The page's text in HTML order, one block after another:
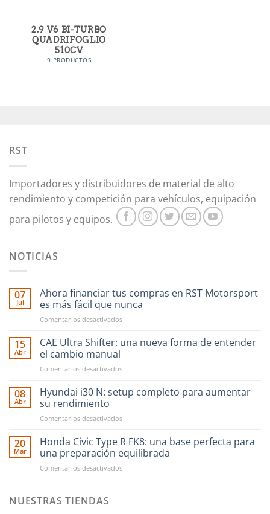
2.9 V6 BI-TURBO
QUADRIFOGLIO
510CV
9 PRODUCTOS
RST
Importadores y distribuidores de material de alto
rendimiento y competición para vehículos, equipación
para pilotos y equipos.
NOTICIAS
07
Jul
Ahora financiar tus compras en RST Motorsport
es más fácil que nunca
Comentarios desactivadosen
financiar
en
Motorsport
fácil
nunca
15
Abr
CAE Ultra Shifter: una nueva forma de entender
el cambio manual
Comentarios desactivadosen
Ultra
Shifter:
nueva
de
entender
cambio
08
Abr
Hyundai i30 N: setup completo para aumentar
su rendimiento
Comentarios desactivadosen
i30
setup
completo
20
Mar
Honda Civic Type R FK8: una base perfecta para
una preparación equilibrada
Comentarios desactivadosen
NUESTRAS TIENDAS